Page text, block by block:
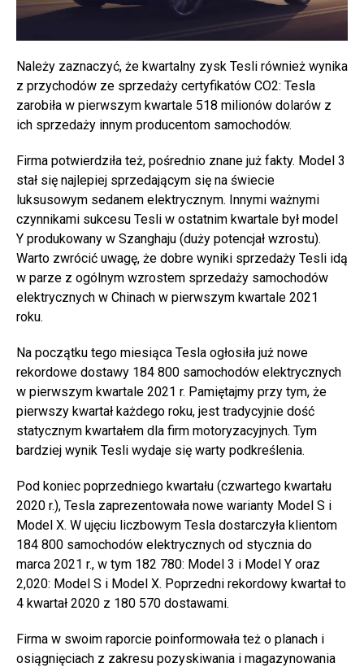
Należy zaznaczyć, że kwartalny zysk Tesli również wynika
z przychodów ze sprzedaży certyfikatów CO2: Tesla
zarobiła w pierwszym kwartale 518 milionów dolarów z
ich sprzedaży innym producentom samochodów.
Firma potwierdziła też, pośrednio znane już fakty. Model 3
stał się najlepiej sprzedającym się na świecie
luksusowym sedanem elektrycznym. Innymi ważnymi
czynnikami sukcesu Tesli w ostatnim kwartale był model
Y produkowany w Szanghaju (duży potencjał wzrostu).
Warto zwrócić uwagę, że dobre wyniki sprzedaży Tesli idą
w parze z ogólnym wzrostem sprzedaży samochodów
elektrycznych w Chinach w pierwszym kwartale 2021
roku.
Na początku tego miesiąca Tesla ogłosiła już nowe
rekordowe dostawy 184 800 samochodów elektrycznych
w pierwszym kwartale 2021 r. Pamiętajmy przy tym, że
pierwszy kwartał każdego roku, jest tradycyjnie dość
statycznym kwartałem dla firm motoryzacyjnych. Tym
bardziej wynik Tesli wydaje się warty podkreślenia.
Pod koniec poprzedniego kwartału (czwartego kwartału
2020 r.), Tesla zaprezentowała nowe warianty Model S i
Model X. W ujęciu liczbowym Tesla dostarczyła klientom
184 800 samochodów elektrycznych od stycznia do
marca 2021 r., w tym 182 780: Model 3 i Model Y oraz
2,020: Model S i Model X. Poprzedni rekordowy kwartał to
4 kwartał 2020 z 180 570 dostawami.
Firma w swoim raporcie poinformowała też o planach i
osiągnięciach z zakresu pozyskiwania i magazynowania